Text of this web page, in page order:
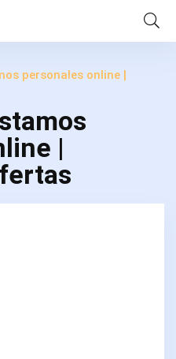
personales online |
|